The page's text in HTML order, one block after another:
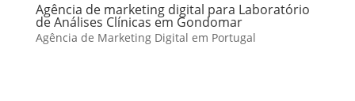
Agência de marketing digital para Laboratório
de Análises Clínicas em Gondomar
Agência de Marketing Digital em Portugal